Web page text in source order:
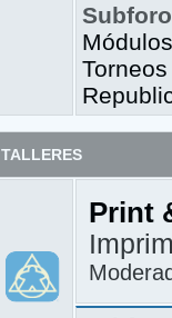
TALLERES
Print